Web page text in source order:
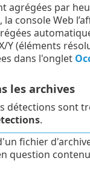
agrégées par
console Web
Y (éléments
dans l'onglet
les archives
détections sont
.
fichier
question